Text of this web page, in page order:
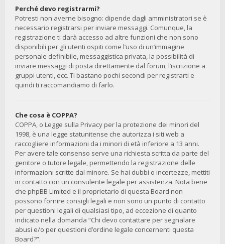
Perché devo registrarmi?
Potresti non averne bisogno: dipende dagli amministratori se è
necessario registrarsi per inviare messaggi. Comunque, la
registrazione ti darà accesso ad altre funzioni che non sono
disponibili per gli utenti ospiti come l’uso di un’immagine
personale definibile, messaggistica privata, la possibilità di
inviare messaggi di posta direttamente dal forum, l’iscrizione a
gruppi utenti, ecc. Ti bastano pochi secondi per registrarti e
quindi ti raccomandiamo di farlo.
Che cosa è COPPA?
COPPA, o Legge sulla Privacy per la protezione dei minori del
1998, è una legge statunitense che autorizza i siti web a
raccogliere informazioni da i minori di età inferiore a 13 anni.
Per avere tale consenso serve una richiesta scritta da parte del
genitore o tutore legale, permettendo la registrazione delle
informazioni scritte dal minore. Se hai dubbi o incertezze, mettiti
in contatto con un consulente legale per assistenza. Nota bene
che phpBB Limited e il proprietario di questa Board non
possono fornire consigli legali e non sono un punto di contatto
per questioni legali di qualsiasi tipo, ad eccezione di quanto
indicato nella domanda “Chi devo contattare per segnalare
abusi e/o per questioni d’ordine legale concernenti questa
Board?”.